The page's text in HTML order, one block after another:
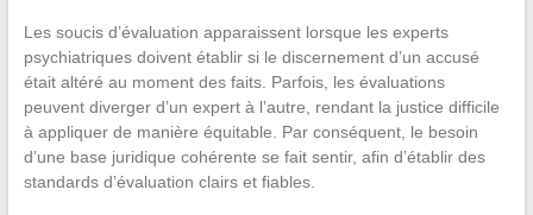
Les soucis d’évaluation apparaissent lorsque les experts
psychiatriques doivent établir si le discernement d’un accusé
était altéré au moment des faits. Parfois, les évaluations
peuvent diverger d’un expert à l’autre, rendant la justice difficile
à appliquer de manière équitable. Par conséquent, le besoin
d’une base juridique cohérente se fait sentir, afin d’établir des
standards d’évaluation clairs et fiables.